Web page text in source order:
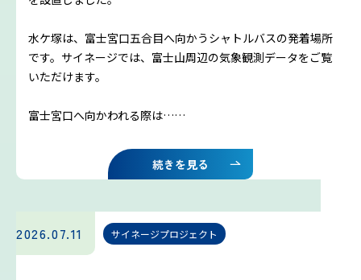
水ケ塚は、富士宮口五合目へ向かうシャトルバスの発着場所
です。サイネージでは、富士山周辺の気象観測データをご覧
いただけます。
富士宮口へ向かわれる際は……
続きを見る
2026.07.11 サイネージプロジェクト